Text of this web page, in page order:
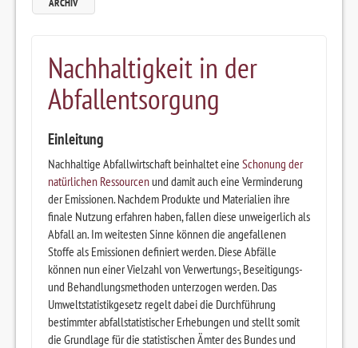
ARCHIV
Nachhaltigkeit in der
Abfallentsorgung
Einleitung
Nachhaltige Abfallwirtschaft beinhaltet eine Schonung der
natürlichen Ressourcenund damit auch eine Verminderung
der Emissionen. Nachdem Produkte und Materialien ihre
finale Nutzung erfahren haben, fallen diese unweigerlich als
Abfall an. Im weitesten Sinne können die angefallenen
Stoffe als Emissionen definiert werden. Diese Abfälle
können nun einer Vielzahl von Verwertungs-, Beseitigungs-
und Behandlungsmethoden unterzogen werden. Das
Umweltstatistikgesetz regelt dabei die Durchführung
bestimmter abfallstatistischer Erhebungen und stellt somit
die Grundlage für die statistischen Ämter des Bundes und